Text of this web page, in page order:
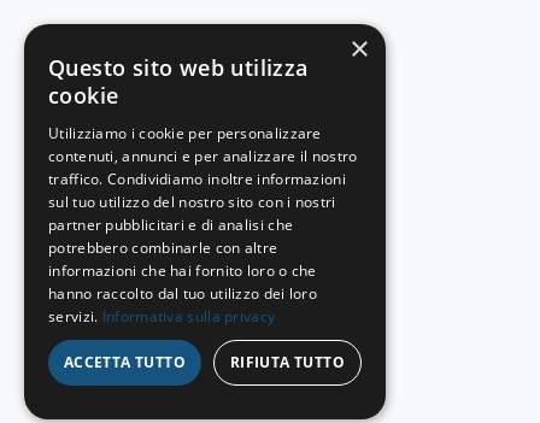
×
Questo sito web utilizza
cookie
Utilizziamo i cookie per personalizzare
contenuti, annunci e per analizzare il nostro
traffico. Condividiamo inoltre informazioni
sul tuo utilizzo del nostro sito con i nostri
partner pubblicitari e di analisi che
potrebbero combinarle con altre
informazioni che hai fornito loro o che
hanno raccolto dal tuo utilizzo dei loro
servizi. Informativa sulla privacy
ACCETTA TUTTO RIFIUTA TUTTO